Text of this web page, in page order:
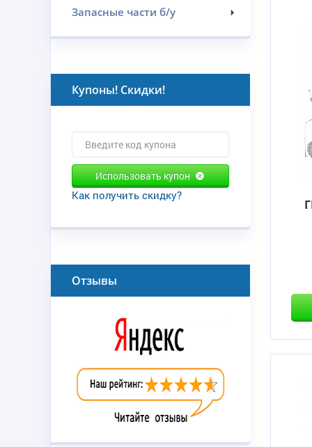
Запасные части б/у
Купоны! Скидки!
Использовать купон
Как получить скидку?
Отзывы